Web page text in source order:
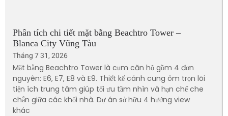
Phân tích chi tiết mặt bằng Beachtro Tower –
Blanca City Vũng Tàu
Tháng 7 31, 2026
Mặt bằng Beachtro Tower là cụm căn hộ gồm 4 đơn
nguyên: E6, E7, E8 và E9. Thiết kế cánh cung ôm trọn lõi
tiện ích trung tâm giúp tối ưu tầm nhìn và hạn chế che
chắn giữa các khối nhà. Dự án sở hữu 4 hướng view
khác